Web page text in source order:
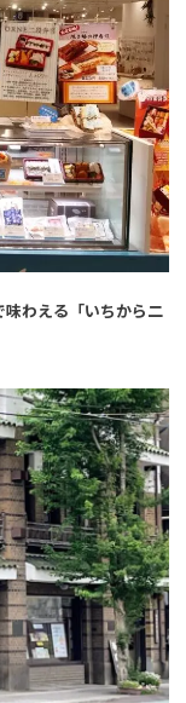
わえる「いちから二